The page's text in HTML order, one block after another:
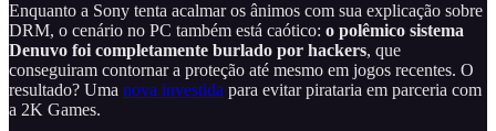
Enquanto a Sony tenta acalmar os ânimos com sua explicação sobre
DRM, o cenário no PC também está caótico: o polêmico sistema
Denuvo foi completamente burlado por hackers, que
conseguiram contornar a proteção até mesmo em jogos recentes. O
resultado? Uma nova investida para evitar pirataria em parceria com
a 2K Games.